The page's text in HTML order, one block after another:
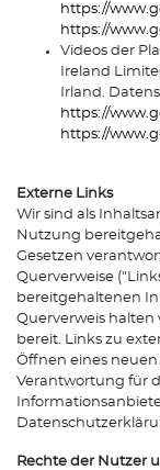
https://
https://
Videos der
Ireland
Irland.
https://
https://
Externe Links
Wir sind als
Nutzung
Gesetzen
Querverweise
bereitgehaltenen
Querverweis
bereit. Links zu
Öffnen eines
Verantwortung für
Rechte der Nutzer